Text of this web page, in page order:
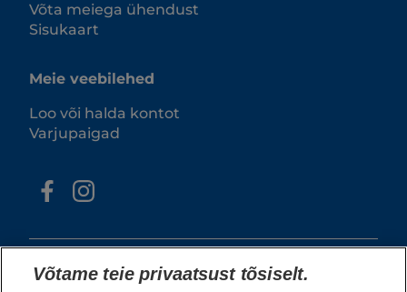
Võta meiega ühendust
Sisukaart
Meie veebilehed
Loo või halda kontot
Varjupaigad
Võtame teie privaatsust tõsiselt.